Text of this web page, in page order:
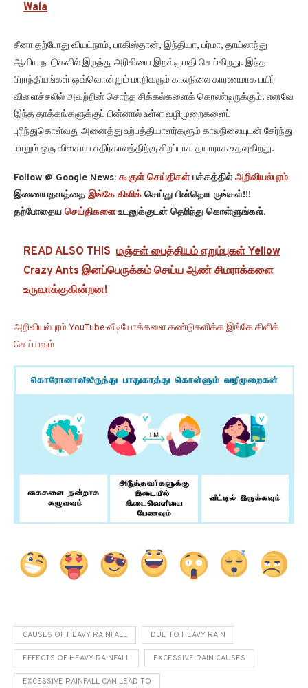
Wala
சீனா தற்போது வியட்நாம், பாகிஸ்தான், இந்தியா, பர்மா, தாய்லாந்து
ஆகிய நாடுகளில் இருந்து அரிசியை இறக்குமதி செய்கிறது. இந்த
பிராந்தியங்கள் ஒவ்வொன்றும் மாறிவரும் காலநிலை காரணமாக பயிர்
விளைச்சலில் அவற்றின் சொந்த சிக்கல்களைக் கொண்டிருக்கும். எனவே
இந்த தாக்கங்களுக்குப் பின்னால் உள்ள வழிமுறைகளைப்
புரிந்துகொள்வது அனைத்து உற்பத்தியாளர்களும் காலநிலையுடன் சேர்ந்து
மாறும் ஒரு விவசாய எதிர்காலத்திற்கு சிறப்பாக தயாராக உதவுகிறது.
Follow @ Google News: கூகுள் செய்திகள்பக்கத்தில் அறிவியல்புரம்
இணையதளத்தை இங்கே கிளிக் செய்து பின்தொடருங்கள்!!!
தற்போதைய செய்திகளைஉடனுக்குடன் தெரிந்து கொள்ளுங்கள்.
READ ALSO THIS மஞ்சள் பைத்தியம் எறும்புகள் Yellow
Crazy Ants இனப்பெருக்கம் செய்ய ஆண் சிமராக்களை
உருவாக்குகின்றன!
அறிவியல்புரம் YouTube வீடியோக்களை கண்டுகளிக்க இங்கே கிளிக்
செய்யவும்
CAUSES OF HEAVY RAINFALL DUE TO HEAVY RAIN
EFFECTS OF HEAVY RAINFALL EXCESSIVE RAIN CAUSES
EXCESSIVE RAINFALL CAN LEAD TO